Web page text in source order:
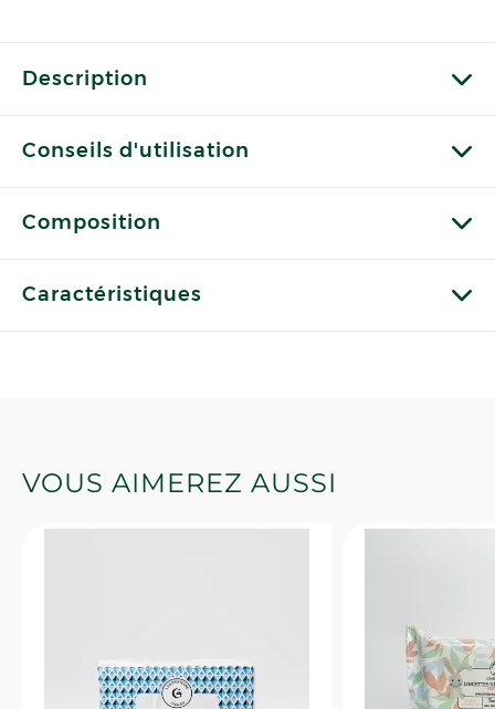
Description
Conseils d'utilisation
Composition
Caractéristiques
VOUS AIMEREZ AUSSI